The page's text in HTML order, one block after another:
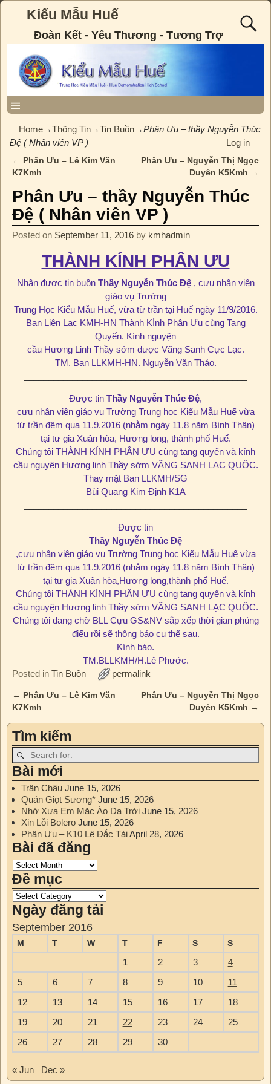
Kiểu Mẫu Huế
Đoàn Kết - Yêu Thương - Tương Trợ
Home→Thông Tin→Tin Buồn→Phân Ưu – thầy Nguyễn Thúc
Đệ ( Nhân viên VP )
Log in
Post navigation
← Phân Ưu – Lê Kim Văn
K7Kmh
Phân Ưu – Nguyễn Thị Ngọc
Duyên K5Kmh →
Phân Ưu – thầy Nguyễn Thúc
Đệ ( Nhân viên VP )
Posted on September 11, 2016 by kmhadmin
THÀNH KÍNH PHÂN ƯU
Nhận được tin buồn Thầy Nguyễn Thúc Đệ, cựu nhân viên
gíáo vụ Trường
Trung Học Kiểu Mẫu Huế, vừa từ trần tại Huế ngày 11/9/2016.
Ban Liên Lạc KMH-HN Thành KÍnh Phân Ưu cùng Tang
Quyến. Kính nguyện
cầu Hương Linh Thầy sớm được Vãng Sanh Cực Lạc.
TM. Ban LLKMH-HN. Nguyễn Văn Thảo.
Được tin Thầy Nguyễn Thúc Đệ,
cựu nhân viên giáo vụ Trường Trung học Kiểu Mẫu Huế vừa
từ trần đêm qua 11.9.2016 (nhằm ngày 11.8 năm Bính Thân)
tại tư gia Xuân hòa, Hương long, thành phố Huế.
Chúng tôi THÀNH KÍNH PHÂN ƯU cùng tang quyến và kính
cầu nguyện Hương linh Thầy sớm VÃNG SANH LẠC QUỐC.
Thay mặt Ban LLKMH/SG
Bùi Quang Kim Định K1A
Được tin
Thầy Nguyễn Thúc Đệ
,cựu nhân viên giáo vụ Trường Trung học Kiểu Mẫu Huế vừa
từ trần đêm qua 11.9.2016 (nhằm ngày 11.8 năm Bính Thân)
tại tư gia Xuân hòa,Hương long,thành phố Huế.
Chúng tôi THÀNH KÍNH PHÂN ƯU cùng tang quyến và kính
cầu nguyện Hương linh Thầy sớm VÃNG SANH LẠC QUỐC.
Chúng tôi đang chờ BLL Cựu GS&NV sắp xếp thời gian phúng
điếu rồi sẽ thông báo cụ thể sau.
Kính báo.
TM.BLLKMH/H.Lê Phước.
Posted in Tin Buồn permalink
Post navigation
← Phân Ưu – Lê Kim Văn
K7Kmh
Phân Ưu – Nguyễn Thị Ngọc
Duyên K5Kmh →
Tìm kiếm
Bài mới
Trân Châu June 15, 2026
Quán Giọt Sương* June 15, 2026
Nhớ Xưa Em Mặc Áo Da Trời June 15, 2026
Xin Lỗi Bolero June 15, 2026
Phân Ưu – K10 Lê Đắc TàiApril 28, 2026
Bài đã đăng
Đề mục
Ngày đăng tải
September 2016
M T W T F S S
1 2 3
4
5
6 7 8 9 10
11
12
13 14 15 16 17
18
19
20 21 22 23 24
25
26
27 28 29 30
« Jun Dec »